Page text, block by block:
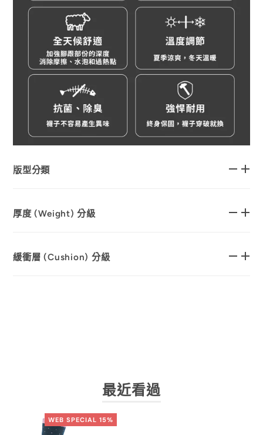
版型分類
厚度 (Weight) 分級
緩衝層 (Cushion) 分級
最近看過
WEB SPECIAL 15%